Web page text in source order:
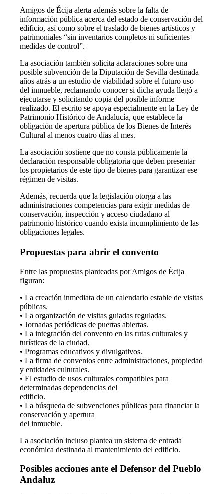
Amigos de Écija alerta además sobre la falta de
información pública acerca del estado de conservación del
edificio, así como sobre el traslado de bienes artísticos y
patrimoniales “sin inventarios completos ni suficientes
medidas de control”.
La asociación también solicita aclaraciones sobre una
posible subvención de la Diputación de Sevilla destinada
años atrás a un estudio de viabilidad sobre el futuro uso
del inmueble, reclamando conocer si dicha ayuda llegó a
ejecutarse y solicitando copia del posible informe
realizado. El escrito se apoya especialmente en la Ley de
Patrimonio Histórico de Andalucía, que establece la
obligación de apertura pública de los Bienes de Interés
Cultural al menos cuatro días al mes.
La asociación sostiene que no consta públicamente la
declaración responsable obligatoria que deben presentar
los propietarios de este tipo de bienes para garantizar ese
régimen de visitas.
Además, recuerda que la legislación otorga a las
administraciones competencias para exigir medidas de
conservación, inspección y acceso ciudadano al
patrimonio histórico cuando exista incumplimiento de las
obligaciones legales.
Propuestas para abrir el convento
Entre las propuestas planteadas por Amigos de Écija
figuran:
• La creación inmediata de un calendario estable de visitas
públicas.
• La organización de visitas guiadas reguladas.
• Jornadas periódicas de puertas abiertas.
• La integración del convento en las rutas culturales y
turísticas de la ciudad.
• Programas educativos y divulgativos.
• La firma de convenios entre administraciones, propiedad
y entidades culturales.
• El estudio de usos culturales compatibles para
determinadas dependencias del
edificio.
• La búsqueda de subvenciones públicas para financiar la
conservación y apertura
del inmueble.
La asociación incluso plantea un sistema de entrada
económica destinada al mantenimiento del edificio.
Posibles acciones ante el Defensor del Pueblo
Andaluz